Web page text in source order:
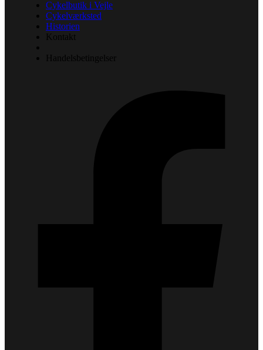
Cykelbutik i Vejle
Cykelværksted
Historien
Kontakt
Handelsbetingelser